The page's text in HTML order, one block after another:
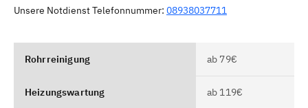
Unsere Notdienst Telefonnummer: 08938037711
Rohrreinigung ab 79€
Heizungswartung ab 119€